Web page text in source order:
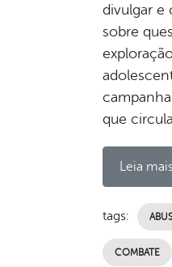
divulgar e
sobre
que
Leia
tags:
COMBATE